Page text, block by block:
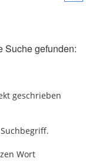
Suche gefunden:
geschrieben
Wort